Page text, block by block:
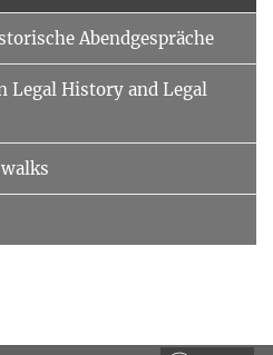
Abendgespräche
Legal History and Legal